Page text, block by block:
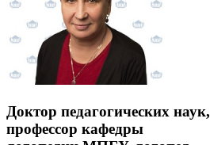
Доктор педагогических наук,
профессор кафедры